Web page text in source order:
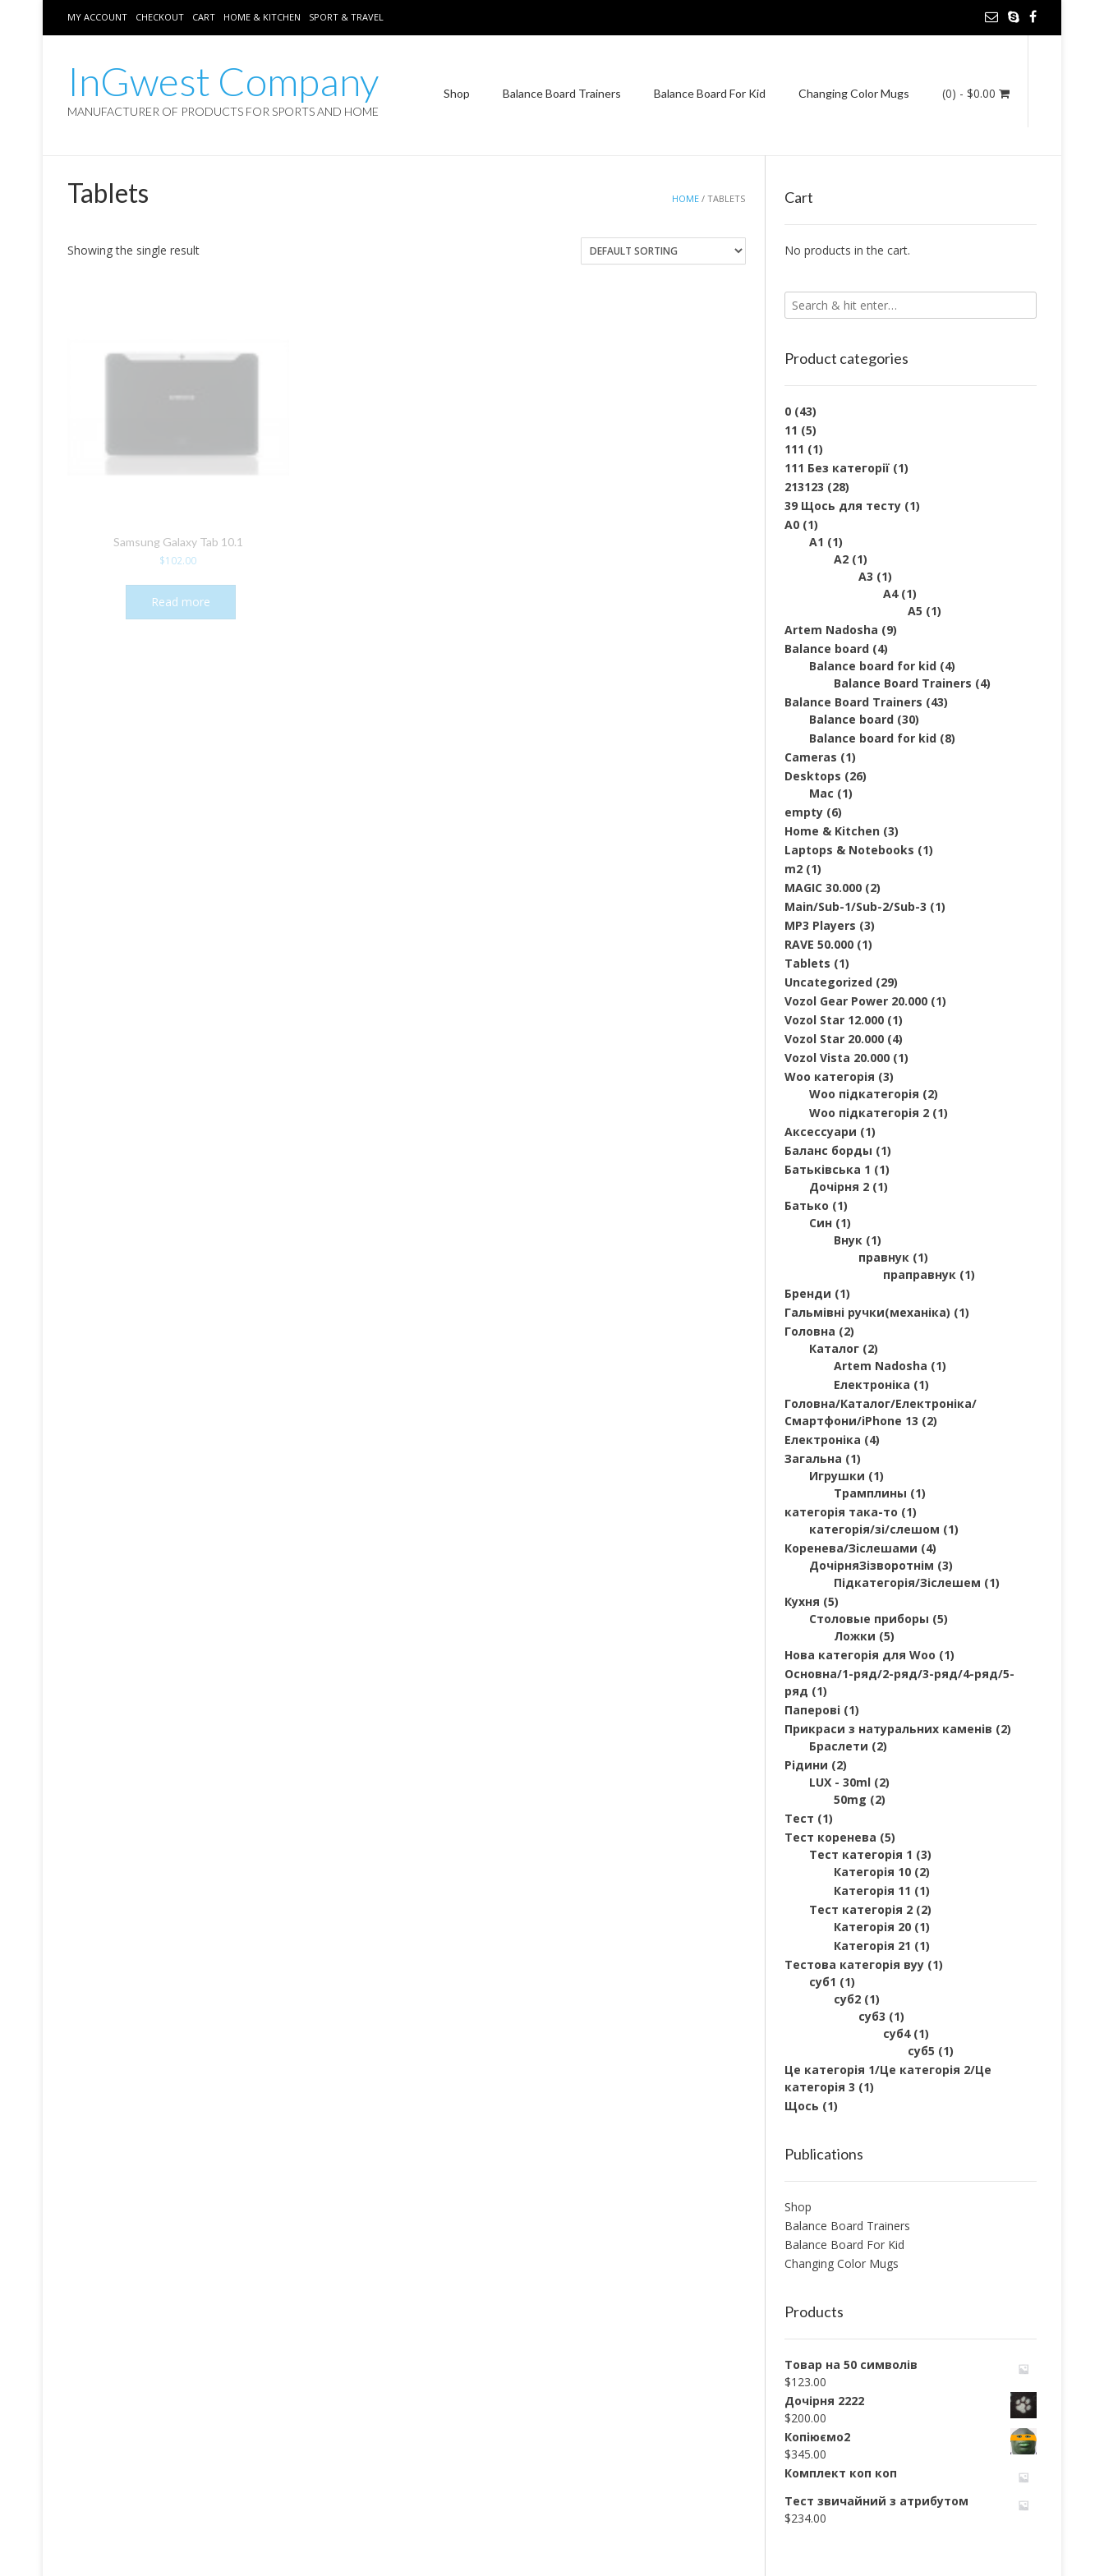
MY ACCOUNT CHECKOUT CART HOME & KITCHEN SPORT & TRAVEL
InGwest Company
MANUFACTURER OF PRODUCTS FOR SPORTS AND HOME
(0) - $0.00
Shop Balance Board Trainers Balance Board For Kid Changing Color Mugs
HOME/ TABLETS
Tablets
Showing the single result
Samsung Galaxy Tab 10.1
$102.00
Read more
Cart
No products in the cart.
Product categories
0 (43)
11 (5)
111 (1)
111 Без категорії (1)
213123 (28)
39 Щось для тесту (1)
A0 (1)
A1 (1)
A2 (1)
A3 (1)
A4 (1)
A5 (1)
Artem Nadosha (9)
Balance board (4)
Balance board for kid (4)
Balance Board Trainers (4)
Balance Board Trainers (43)
Balance board (30)
Balance board for kid (8)
Cameras (1)
Desktops (26)
Mac (1)
empty (6)
Home & Kitchen (3)
Laptops & Notebooks (1)
m2 (1)
MAGIC 30.000 (2)
Main/Sub-1/Sub-2/Sub-3 (1)
MP3 Players (3)
RAVE 50.000 (1)
Tablets (1)
Uncategorized (29)
Vozol Gear Power 20.000 (1)
Vozol Star 12.000 (1)
Vozol Star 20.000 (4)
Vozol Vista 20.000 (1)
Woo категорія (3)
Woo підкатегорія (2)
Woo підкатегорія 2 (1)
Аксессуари (1)
Баланс борды (1)
Батьківська 1 (1)
Дочірня 2 (1)
Батько (1)
Син (1)
Внук (1)
правнук (1)
праправнук (1)
Бренди (1)
Гальмівні ручки(механіка) (1)
Головна (2)
Каталог (2)
Artem Nadosha (1)
Електроніка (1)
Головна/Каталог/Електроніка/
Смартфони/iPhone 13 (2)
Електроніка (4)
Загальна (1)
Игрушки (1)
Трамплины (1)
категорія така-то (1)
категорія/зі/слешом (1)
Коренева/Зіслешами (4)
ДочірняЗізворотнім (3)
Підкатегорія/Зіслешем (1)
Кухня (5)
Столовые приборы (5)
Ложки (5)
Нова категорія для Woo (1)
Основна/1-ряд/2-ряд/3-ряд/4-ряд/5-
ряд (1)
Паперові (1)
Прикраси з натуральних каменів (2)
Браслети (2)
Рідини (2)
LUX - 30ml (2)
50mg (2)
Тест (1)
Тест коренева (5)
Тест категорія 1 (3)
Категорія 10 (2)
Категорія 11 (1)
Тест категорія 2 (2)
Категорія 20 (1)
Категорія 21 (1)
Тестова категорія вуу (1)
суб1 (1)
суб2 (1)
суб3 (1)
суб4 (1)
суб5 (1)
Це категорія 1/Це категорія 2/Це
категорія 3 (1)
Щось (1)
Publications
Shop
Balance Board Trainers
Balance Board For Kid
Changing Color Mugs
Products
Товар на 50 символів
$123.00
Дочірня 2222
$200.00
Копіюємо2
$345.00
Комплект коп коп
Тест звичайний з атрибутом
$234.00